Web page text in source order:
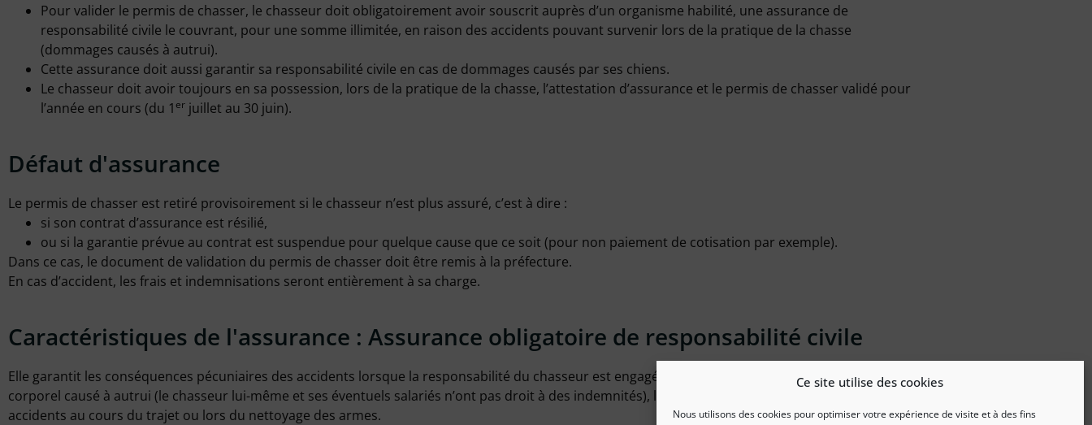
Ce site utilise des cookies
Nous utilisons des cookies pour optimiser votre expérience de visite et à des fins
Pour valider le permis de chasser, le chasseur doit obligatoirement avoir souscrit auprès d’un organisme habilité, une assurance de
responsabilité civile le couvrant, pour une somme illimitée, en raison des accidents pouvant survenir lors de la pratique de la chasse
(dommages causés à autrui).
Cette assurance doit aussi garantir sa responsabilité civile en cas de dommages causés par ses chiens.
Le chasseur doit avoir toujours en sa possession, lors de la pratique de la chasse, l’attestation d’assurance et le permis de chasser validé pour
l’année en cours (du 1 er juillet au 30 juin).
Défaut d'assurance
Le permis de chasser est retiré provisoirement si le chasseur n’est plus assuré, c’est à dire :
si son contrat d’assurance est résilié,
ou si la garantie prévue au contrat est suspendue pour quelque cause que ce soit (pour non paiement de cotisation par exemple).
Dans ce cas, le document de validation du permis de chasser doit être remis à la préfecture.
En cas d’accident, les frais et indemnisations seront entièrement à sa charge.
Caractéristiques de l'assurance : Assurance obligatoire de responsabilité civile
Elle garantit les conséquences pécuniaires des accidents lorsque la responsabilité du chasseur est engagée à l’occasion uniquement d’un accident
corporel causé à autrui (le chasseur lui-même et ses éventuels salariés n’ont pas droit à des indemnités), lors d’une action de chasse. Sont exclus les
accidents au cours du trajet ou lors du nettoyage des armes.